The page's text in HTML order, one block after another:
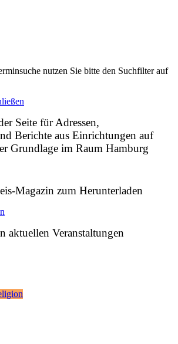
nutzen Sie bitte den Suchfilter auf
Seite für Adressen,
Berichte aus Einrichtungen auf
Grundlage im Raum Hamburg
Magazin zum Herunterladen
aktuellen Veranstaltungen